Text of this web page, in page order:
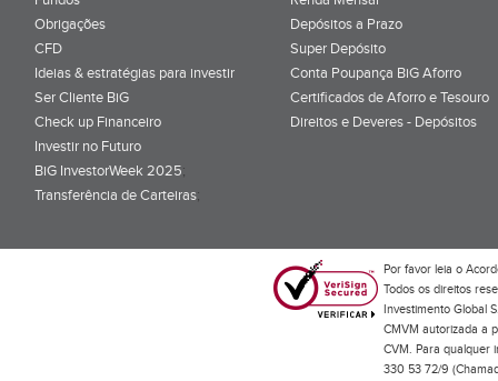
Obrigações
CFD
Ideias & estratégias para investir
Ser Cliente BiG
Check up Financeiro
Investir no Futuro
BiG InvestorWeek 2025;
Transferência de Carteiras;
Depósitos a Prazo
Super Depósito
Conta Poupança BiG Aforro
Certificados de Aforro e Tesouro
Direitos e Deveres - Depósitos
Por favor leia o
Todos os direitos
Investimento Global
CMVM autorizada a
CVM. Para qualquer
330 53 72/9